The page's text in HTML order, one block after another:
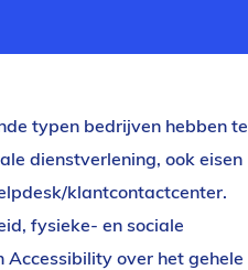
typen bedrijven hebben te
dienstverlening, ook eisen
klantcontactcenter.
fysieke- en sociale
over het gehele